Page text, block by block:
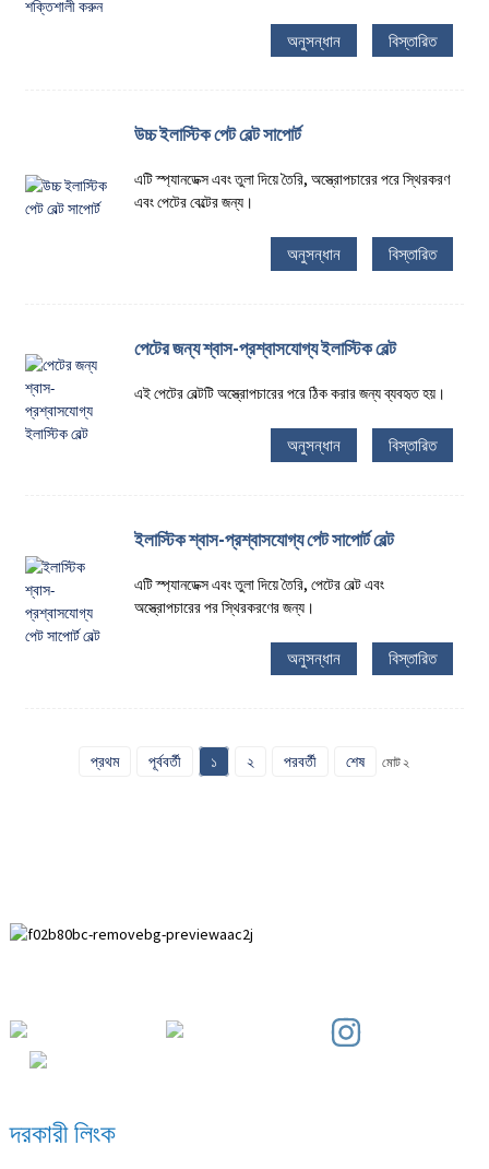
অনুসন্ধান বিস্তারিত
উচ্চ ইলাস্টিক পেট বেল্ট সাপোর্ট
এটি স্প্যানডেক্স এবং তুলা দিয়ে তৈরি, অস্ত্রোপচারের পরে স্থিরকরণ
এবং পেটের বেল্টের জন্য।
অনুসন্ধান বিস্তারিত
পেটের জন্য শ্বাস-প্রশ্বাসযোগ্য ইলাস্টিক বেল্ট
এই পেটের বেল্টটি অস্ত্রোপচারের পরে ঠিক করার জন্য ব্যবহৃত হয়।
অনুসন্ধান বিস্তারিত
ইলাস্টিক শ্বাস-প্রশ্বাসযোগ্য পেট সাপোর্ট বেল্ট
এটি স্প্যানডেক্স এবং তুলা দিয়ে তৈরি, পেটের বেল্ট এবং
অস্ত্রোপচারের পর স্থিরকরণের জন্য।
অনুসন্ধান বিস্তারিত
প্রথম পূর্ববর্তী ১ ২ পরবর্তী শেষ মোট ২
দরকারী লিংক